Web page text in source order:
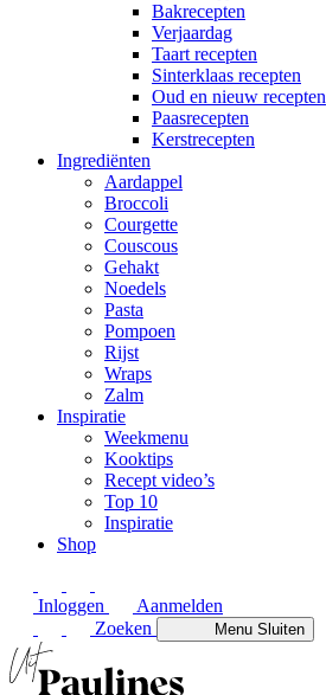
Bakrecepten
Verjaardag
Taart recepten
Sinterklaas recepten
Oud en nieuw recepten
Paasrecepten
Kerstrecepten
Ingrediënten
Aardappel
Broccoli
Courgette
Couscous
Gehakt
Noedels
Pasta
Pompoen
Rijst
Wraps
Zalm
Inspiratie
Weekmenu
Kooktips
Recept video’s
Top 10
Inspiratie
Shop
Inloggen
Aanmelden
Zoeken
MenuSluiten